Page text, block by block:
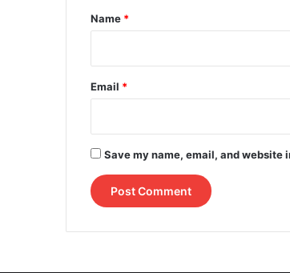
*
Name *
Email *
Save my name, email, and website